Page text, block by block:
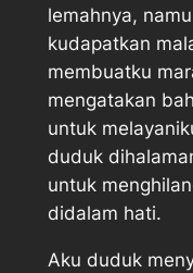
lemahnya,
kudapatkan
membuatku
mengatakan
untuk
duduk
untuk
didalam hati.
Aku duduk